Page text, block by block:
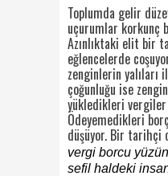
Toplumda gelir
uçurumlar korkunç
Azınlıktaki elit bir
eğlencelerde
zenginlerin yalıları
çoğunluğu ise
yükledikleri
Ödeyemedikleri
düşüyor. Bir tarihçi
vergi borcu
sefil haldeki